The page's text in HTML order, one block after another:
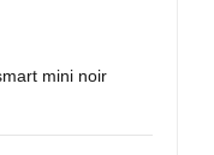
mini noir